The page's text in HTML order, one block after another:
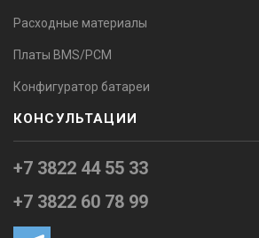
Расходные материалы
Платы BMS/PCM
Конфигуратор батареи
КОНСУЛЬТАЦИИ
+7 3822 44 55 33
+7 3822 60 78 99